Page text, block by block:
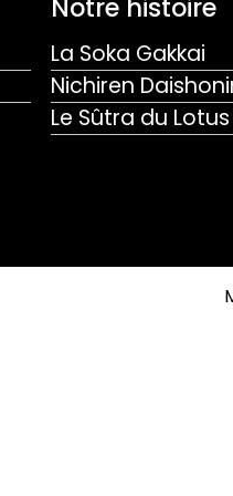
Notre histoire
La Soka Gakkai
Nichiren
Le Sûtra du Lotus